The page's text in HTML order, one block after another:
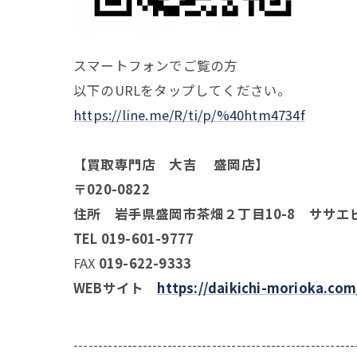
スマートフォンでご覧の方
以下のURLをタップしてください。
https://line.me/R/ti/p/%40htm4734f
【買取専門店 大吉 盛岡店】
〒020-0822
住所 岩手県盛岡市茶畑２丁目10-8 ササエ
TEL 019-601-9777
FAX 019-622-9333
WEBサイト https://daikichi-